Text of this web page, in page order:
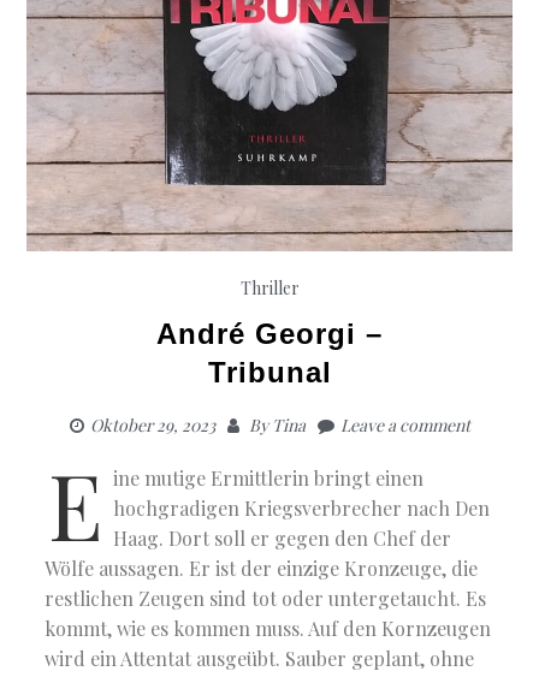
Thriller
André Georgi –
Tribunal
Oktober 29, 2023 ByTina Leave a comment
E ine mutige Ermittlerin bringt einen
hochgradigen Kriegsverbrecher nach Den
Haag. Dort soll er gegen den Chef der
Wölfe aussagen. Er ist der einzige Kronzeuge, die
restlichen Zeugen sind tot oder untergetaucht. Es
kommt, wie es kommen muss. Auf den Kornzeugen
wird ein Attentat ausgeübt. Sauber geplant, ohne